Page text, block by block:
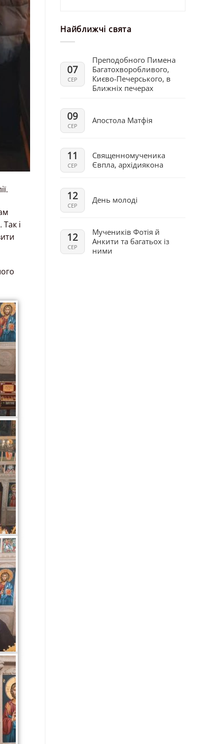
і
Найближчі свята
07
СЕР
Преподобного Пимена
Багатохворобливого,
Києво-Печерського, в
Ближніх печерах
09
СЕР
Апостола Матфія
11
СЕР
Священномученика
Євпла, архідиякона
12
СЕР
День молоді
12
СЕР
Мучеників Фотія й
Анкити та багатьох із
ними